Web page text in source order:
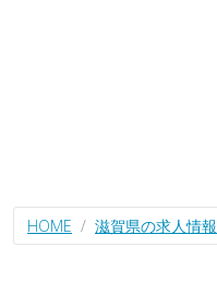
HOME 滋賀県の求人情報